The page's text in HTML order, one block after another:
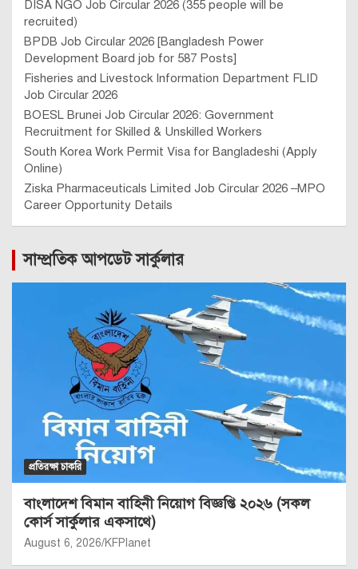
DISA NGO Job Circular 2026 (355 people will be
recruited)
BPDB Job Circular 2026 [Bangladesh Power
Development Board job for 587 Posts]
Fisheries and Livestock Information Department FLID
Job Circular 2026
BOESL Brunei Job Circular 2026: Government
Recruitment for Skilled & Unskilled Workers
South Korea Work Permit Visa for Bangladeshi (Apply
Online)
Ziska Pharmaceuticals Limited Job Circular 2026 –MPO
Career Opportunity Details
সাম্প্রতিক আপডেট সার্কুলার
প্রতিরক্ষা চাকরি
বাংলাদেশ বিমান বাহিনী নিয়োগ বিজ্ঞপ্তি ২০২৬ (সকল
কোর্স সার্কুলার একসাথে)
August 6, 2026 KFPlanet